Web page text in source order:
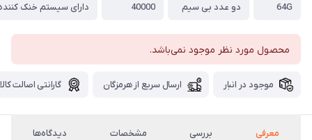
64G
دو عدد بی سیم
40000
دارای سیستم خنک
محصول مورد نظر موجود نمی‌باشد.
موجود در انبار ارسال سریع از هرمزگان گارانتی اصالت کالا
معرفی بررسی مشخصات دیدگاه‌ها